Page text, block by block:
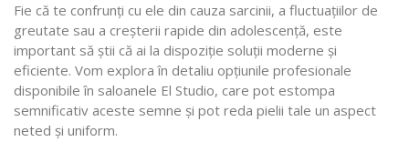
Fie că te confrunți cu ele din cauza sarcinii, a fluctuațiilor de
greutate sau a creșterii rapide din adolescență, este
important să știi că ai la dispoziție soluții moderne și
eficiente. Vom explora în detaliu opțiunile profesionale
disponibile în saloanele El Studio, care pot estompa
semnificativ aceste semne și pot reda pielii tale un aspect
neted și uniform.